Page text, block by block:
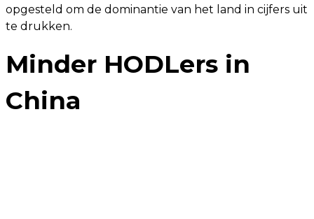
opgesteld om de dominantie van het land in cijfers uit
te drukken.
Minder HODLers in
China